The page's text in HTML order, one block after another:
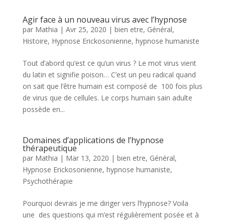
Agir face à un nouveau virus avec l’hypnose
par Mathia | Avr 25, 2020 | bien etre, Général,
Histoire, Hypnose Erickosonienne, hypnose humaniste
Tout d’abord qu’est ce qu’un virus ? Le mot virus vient
du latin et signifie poison… C’est un peu radical quand
on sait que l’être humain est composé de 100 fois plus
de virus que de cellules. Le corps humain sain adulte
possède en...
Domaines d’applications de l’hypnose
thérapeutique
par Mathia | Mar 13, 2020 | bien etre, Général,
Hypnose Erickosonienne, hypnose humaniste,
Psychothérapie
Pourquoi devrais je me diriger vers l’hypnose? Voila
une des questions qui m’est régulièrement posée et à